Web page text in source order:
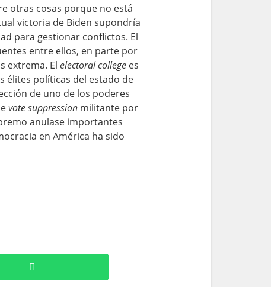
otras cosas porque no está
victoria de Biden supondría
para gestionar conflictos. El
entre ellos, en parte por
extrema. El electoral college es
élites políticas del estado de
de uno de los poderes
vote suppression militante por
anulase importantes
en América ha sido